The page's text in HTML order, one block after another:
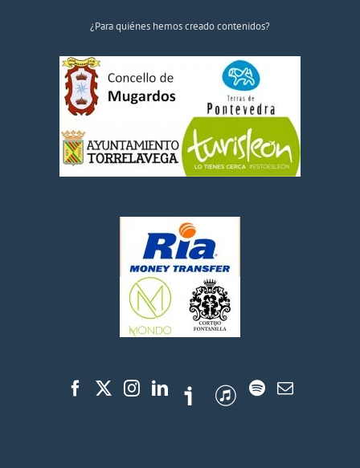
¿Para quiénes hemos creado contenidos?